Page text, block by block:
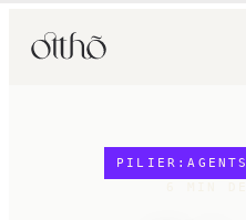
PILIER:AGENTS